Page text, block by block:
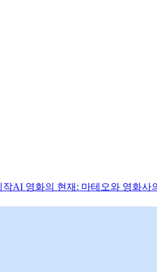
작AI 영화의 현재: 마테오와 영화사